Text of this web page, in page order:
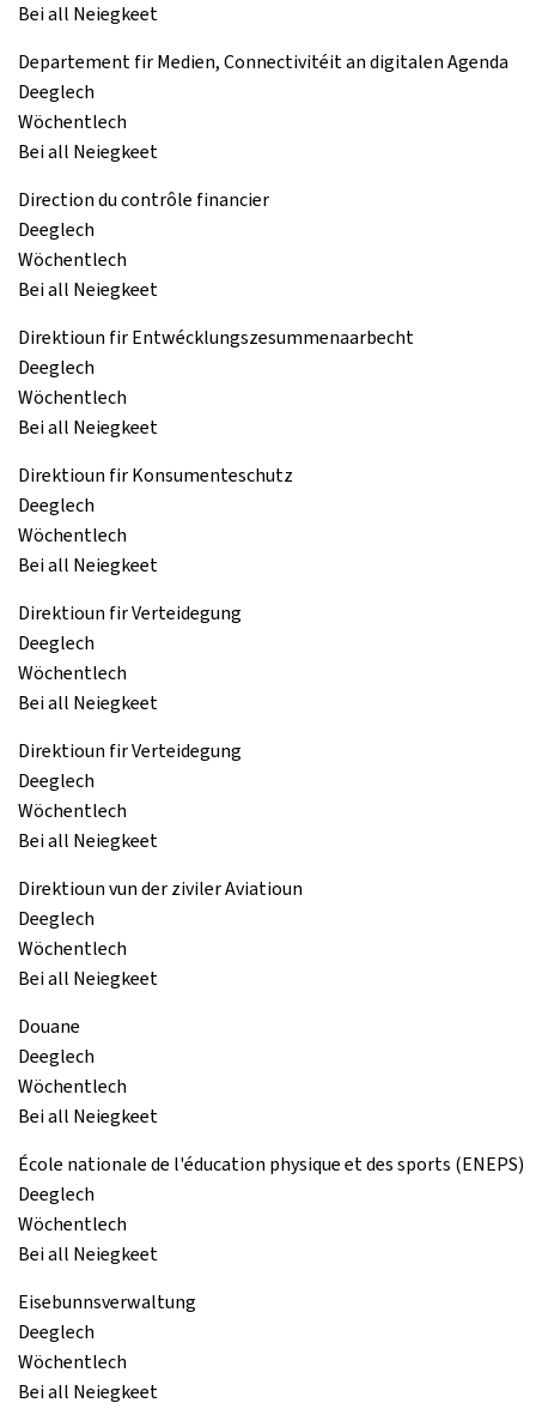
Bei all Neiegkeet
Departement fir Medien, Connectivitéit an digitalen Agenda
Deeglech
Wöchentlech
Bei all Neiegkeet
Direction du contrôle financier
Deeglech
Wöchentlech
Bei all Neiegkeet
Direktioun fir Entwécklungszesummenaarbecht
Deeglech
Wöchentlech
Bei all Neiegkeet
Direktioun fir Konsumenteschutz
Deeglech
Wöchentlech
Bei all Neiegkeet
Direktioun fir Verteidegung
Deeglech
Wöchentlech
Bei all Neiegkeet
Direktioun fir Verteidegung
Deeglech
Wöchentlech
Bei all Neiegkeet
Direktioun vun der ziviler Aviatioun
Deeglech
Wöchentlech
Bei all Neiegkeet
Douane
Deeglech
Wöchentlech
Bei all Neiegkeet
École nationale de l'éducation physique et des sports (ENEPS)
Deeglech
Wöchentlech
Bei all Neiegkeet
Eisebunnsverwaltung
Deeglech
Wöchentlech
Bei all Neiegkeet